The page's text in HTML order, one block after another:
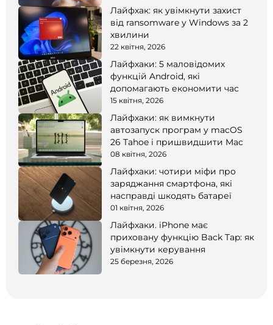
Лайфхак: як увімкнути захист
від ransomware у Windows за 2
хвилини
22 квітня, 2026
Лайфхаки: 5 маловідомих
функцій Android, які
допомагають економити час
15 квітня, 2026
Лайфхаки: як вимкнути
автозапуск програм у macOS
26 Tahoe і пришвидшити Mac
08 квітня, 2026
Лайфхаки: чотири міфи про
заряджання смартфона, які
насправді шкодять батареї
01 квітня, 2026
Лайфхаки. iPhone має
приховану функцію Back Tap: як
увімкнути керування
25 березня, 2026